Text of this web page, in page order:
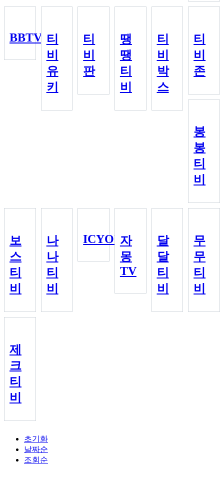
BBTV 티
비
유
키
티
비
판
땡
땡
티
비
티
비
박
스
티
비
존
봉
봉
티
비
보
스
티
비
나
나
티
비
ICYOU자
몽
TV
달
달
티
비
무
무
티
비
제
크
티
비
초기화
날짜순
조회순